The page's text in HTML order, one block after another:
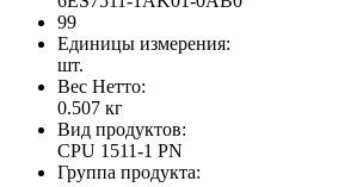
99
Единицы измерения:
шт.
Вес Нетто:
0.507 кг
Вид продуктов:
CPU 1511-1 PN
Группа продукта: